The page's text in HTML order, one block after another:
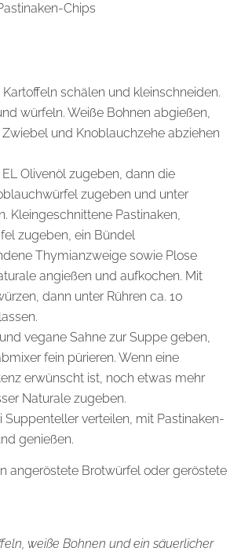
Chips
Kartoffeln schälen und kleinschneiden.
würfeln. Weiße Bohnen abgießen,
und Knoblauchzehe abziehen
EL Olivenöl zugeben, dann die
zugeben und unter
Kleingeschnittene Pastinaken,
zugeben, ein Bündel
Thymianzweige sowie Plose
angießen und aufkochen. Mit
dann unter Rühren ca. 10
vegane Sahne zur Suppe geben,
fein pürieren. Wenn eine
erwünscht ist, noch etwas mehr
Naturale zugeben.
Suppenteller verteilen, mit Pastinaken-
genießen.
angeröstete Brotwürfel oder geröstete
weiße Bohnen und ein säuerlicher